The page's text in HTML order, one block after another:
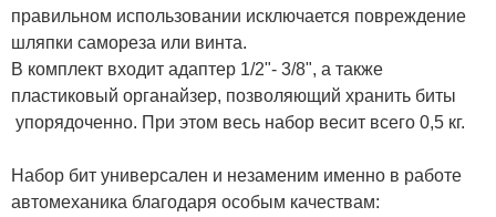
правильном использовании исключается повреждение
шляпки самореза или винта.
В комплект входит адаптер 1/2"- 3/8", а также
пластиковый органайзер, позволяющий хранить биты
упорядоченно. При этом весь набор весит всего 0,5 кг.
Набор бит универсален и незаменим именно в работе
автомеханика благодаря особым качествам: